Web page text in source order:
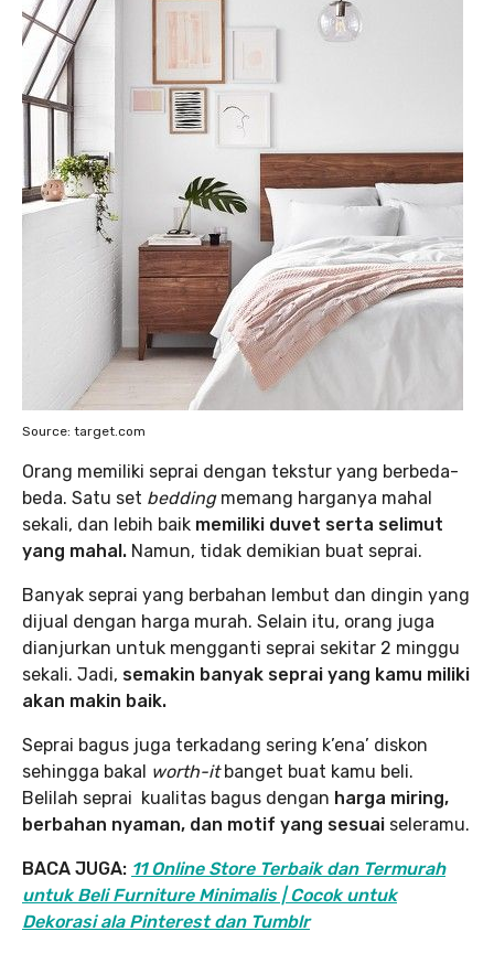
Source: target.com
Orang memiliki seprai dengan tekstur yang berbeda-
beda. Satu set beddingmemang harganya mahal
sekali, dan lebih baik memiliki duvet serta selimut
yang mahal. Namun, tidak demikian buat seprai.
Banyak seprai yang berbahan lembut dan dingin yang
dijual dengan harga murah. Selain itu, orang juga
dianjurkan untuk mengganti seprai sekitar 2 minggu
sekali. Jadi, semakin banyak seprai yang kamu miliki
akan makin baik.
Seprai bagus juga terkadang sering k’ena’ diskon
sehingga bakal worth-itbanget buat kamu beli.
Belilah seprai kualitas bagus dengan harga miring,
berbahan nyaman, dan motif yang sesuai seleramu.
BACA JUGA: 11 Online Store Terbaik dan Termurah
untuk Beli Furniture Minimalis | Cocok untuk
Dekorasi ala Pinterest dan Tumblr